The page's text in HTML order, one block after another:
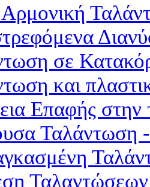
σε
και
Επαφής
Ταλάντωση